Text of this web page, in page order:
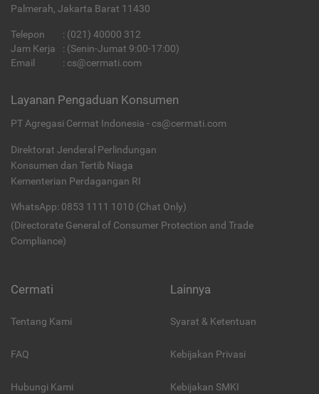
Palmerah, Jakarta Barat 11430
Telepon : (021) 40000 312
Jam Kerja
: (Senin-Jumat 9:00-17:00)
Email
: cs@cermati.com
Layanan Pengaduan Konsumen
PT Agregasi Cermat Indonesia - cs@cermati.com
Direktorat Jenderal Perlindungan
Konsumen dan Tertib Niaga
Kementerian Perdagangan RI
WhatsApp: 0853 1111 1010 (Chat Only)
(Directorate General of Consumer Protection and Trade
Compliance)
Cermati
Tentang Kami
FAQ
Hubungi Kami
Lainnya
Syarat & Ketentuan
Kebijakan Privasi
Kebijakan SMKI